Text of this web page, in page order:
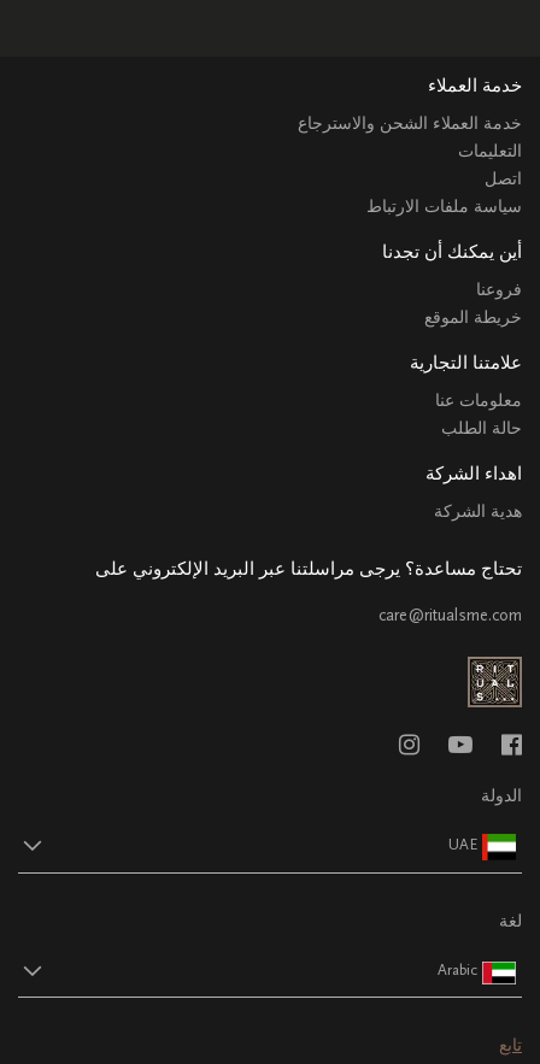
خدمة العملاء
خدمة العملاء الشحن والاسترجاع
التعليمات
اتصل
سياسة ملفات الارتباط
أين يمكنك أن تجدنا
فروعنا
خريطة الموقع
علامتنا التجارية
معلومات عنا
حالة الطلب
اهداء الشركة
هدية الشركة
تحتاج مساعدة؟ يرجى مراسلتنا عبر البريد الإلكتروني على
care@ritualsme.com
الدولة
UAE
لغة
Arabic
تابع